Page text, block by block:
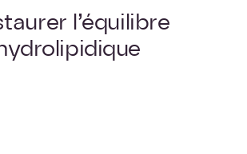
l’équilibre